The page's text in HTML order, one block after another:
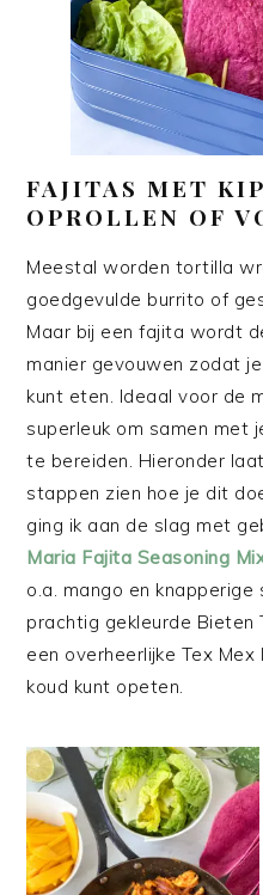
FAJITAS MET
OPROLLEN OF
Meestal worden tortilla
goedgevulde burrito of
Maar bij een fajita wordt
manier gevouwen zodat
kunt eten. Ideaal voor de
superleuk om samen met
te bereiden. Hieronder
stappen zien hoe je dit
ging ik aan de slag met
Maria Fajita Seasoning
o.a. mango en
prachtig gekleurde
een overheerlijke Tex
koud kunt opeten.